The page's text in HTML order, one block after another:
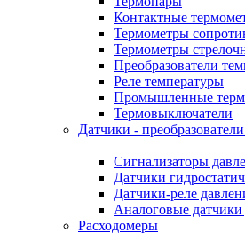
Контактные
Термометры
Термометры
Преобразователи
Реле температуры
Промышленные
Термовыключатели
Датчики -
Сигнализаторы
Датчики
Датчики-реле
Аналоговые датчики
Расходомеры